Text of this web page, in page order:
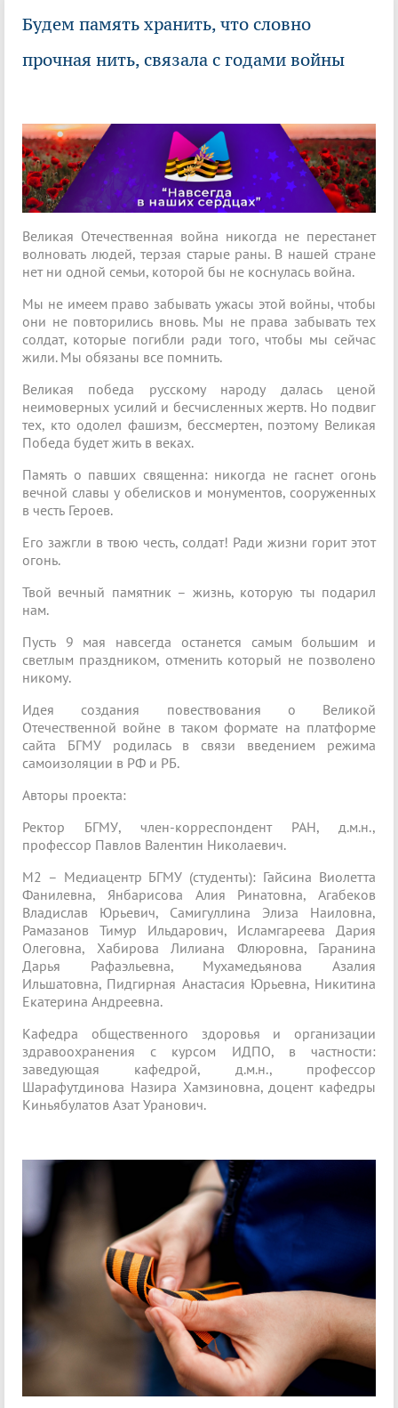
Будем память хранить, что словно
прочная нить, связала с годами войны
Великая Отечественная война никогда не перестанет
волновать людей, терзая старые раны. В нашей стране
нет ни одной семьи, которой бы не коснулась война.
Мы не имеем право забывать ужасы этой войны, чтобы
они не повторились вновь. Мы не права забывать тех
солдат, которые погибли ради того, чтобы мы сейчас
жили. Мы обязаны все помнить.
Великая победа русскому народу далась ценой
неимоверных усилий и бесчисленных жертв. Но подвиг
тех, кто одолел фашизм, бессмертен, поэтому Великая
Победа будет жить в веках.
Память о павших священна: никогда не гаснет огонь
вечной славы у обелисков и монументов, сооруженных
в честь Героев.
Его зажгли в твою честь, солдат! Ради жизни горит этот
огонь.
Твой вечный памятник – жизнь, которую ты подарил
нам.
Пусть 9 мая навсегда останется самым большим и
светлым праздником, отменить который не позволено
никому.
Идея создания повествования о Великой
Отечественной войне в таком формате на платформе
сайта БГМУ родилась в связи введением режима
самоизоляции в РФ и РБ.
Авторы проекта:
Ректор БГМУ, член-корреспондент РАН, д.м.н.,
профессор Павлов Валентин Николаевич.
М2 – Медиацентр БГМУ (студенты): Гайсина Виолетта
Фанилевна, Янбарисова Алия Ринатовна, Агабеков
Владислав Юрьевич, Самигуллина Элиза Наиловна,
Рамазанов Тимур Ильдарович, Исламгареева Дария
Олеговна, Хабирова Лилиана Флюровна, Гаранина
Дарья Рафаэльевна, Мухамедьянова Азалия
Ильшатовна, Пидгирная Анастасия Юрьевна, Никитина
Екатерина Андреевна.
Кафедра общественного здоровья и организации
здравоохранения с курсом ИДПО, в частности:
заведующая кафедрой, д.м.н., профессор
Шарафутдинова Назира Хамзиновна, доцент кафедры
Киньябулатов Азат Уранович.